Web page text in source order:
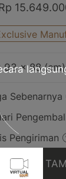
93 x 88 (cm)
Sebenarnya
Pengiriman